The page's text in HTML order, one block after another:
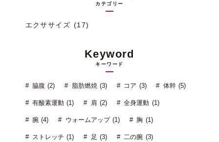
カテゴリー
エクササイズ (17)
Keyword
キーワード
脇腹 (2) 脂肪燃焼 (3) コア (3) 体幹 (5)
有酸素運動 (1) 肩 (2) 全身運動 (1)
腕 (4) ウォームアップ (1) 胸 (1)
ストレッチ (1) 足 (3) 二の腕 (3)